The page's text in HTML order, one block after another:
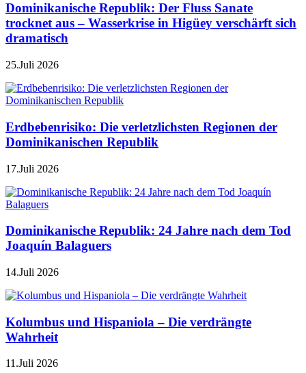
Dominikanische Republik: Der Fluss Sanate
trocknet aus – Wasserkrise in Higüey verschärft sich
dramatisch
25.Juli 2026
Erdbebenrisiko: Die verletzlichsten Regionen der
Dominikanischen Republik
17.Juli 2026
Dominikanische Republik: 24 Jahre nach dem Tod
Joaquín Balaguers
14.Juli 2026
Kolumbus und Hispaniola – Die verdrängte
Wahrheit
11.Juli 2026